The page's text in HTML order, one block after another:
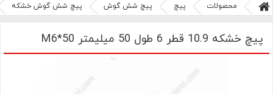
محصولات پیچ پیچ شش گوش پیچ شش گوش خشکه
پیچ خشکه 10.9 قطر 6 طول 50 میلیمتر M6*50